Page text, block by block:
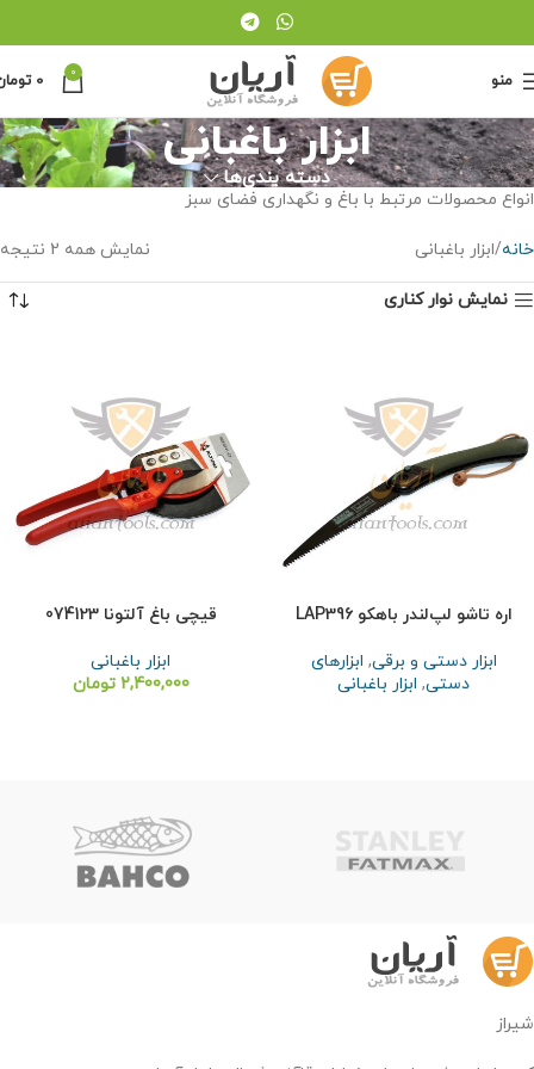
منو 0
0
ابزار باغبانی
دسته بندی‌ها
انواع محصولات مرتبط با باغ و نگهداری فضای سبز
خانه ابزار باغبانی نمایش همه 2 نتیجه
نمایش نوار کناری
اره تاشو لپ‌لندر باهکو LAP396
ابزار دستی و برقی, ابزارهای
دستی, ابزار باغبانی
قیچی باغ آلتونا 074123
ابزار باغبانی
2,400,000 تومان
شیراز